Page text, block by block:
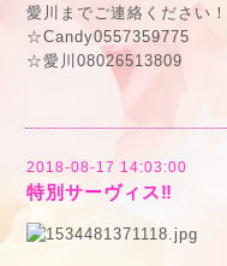
愛川までご連絡ください！
☆Candy0557359775
☆愛川08026513809
2018-08-17 14:03:00
特別サーヴィス‼️